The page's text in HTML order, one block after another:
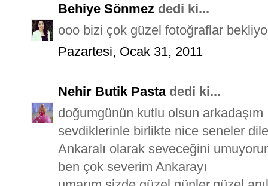
Behiye Sönmez dedi ki...
ooo bizi çok güzel fotoğraflar
Pazartesi, Ocak 31, 2011
Nehir Butik Pastadedi ki...
doğumgünün kutlu olsun arkadaşım
sevdiklerinle birlikte nice seneler
Ankaralı olarak seveceğini
ben çok severim Ankarayı